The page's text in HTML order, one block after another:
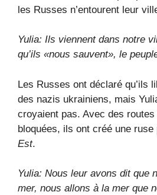
les Russes n’entourent leur
Yulia: Ils viennent dans notre
qu’ils «nous sauvent», le
Les Russes ont déclaré qu’ils
des nazis ukrainiens, mais
croyaient pas. Avec des routes
bloquées, ils ont créé une ruse
Est.
Yulia: Nous leur avons dit que
mer, nous allons à la mer que